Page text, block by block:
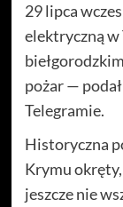
29 lipca
elektryczną
pożar —
Telegramie.
Historyczna
Krymu
jeszcze nie